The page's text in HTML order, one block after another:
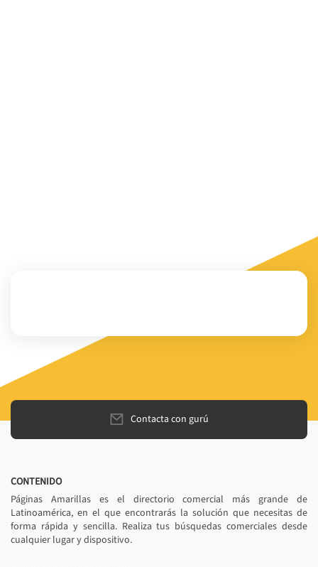
Contacta con gurú
CONTENIDO
Páginas Amarillas es el directorio comercial más grande de
Latinoamérica, en el que encontrarás la solución que necesitas de
forma rápida y sencilla. Realiza tus búsquedas comerciales desde
cualquier lugar y dispositivo.